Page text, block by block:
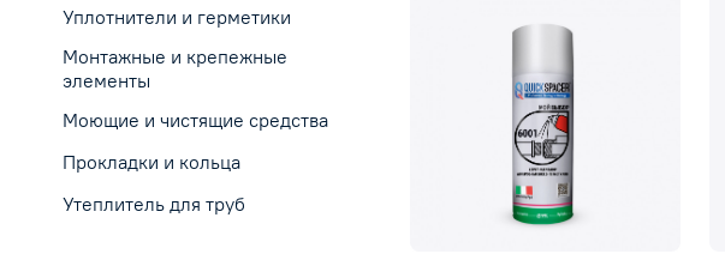
Уплотнители и герметики
Монтажные и крепежные
элементы
Моющие и чистящие средства
Прокладки и кольца
Утеплитель для труб